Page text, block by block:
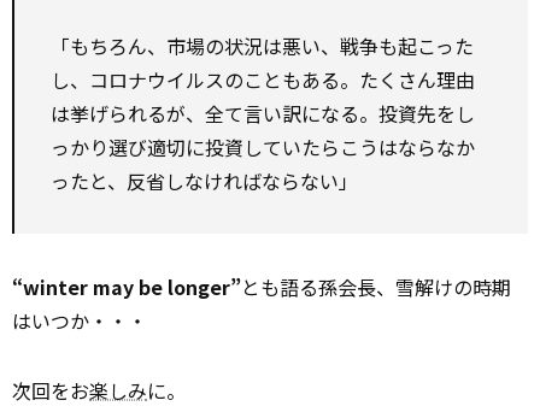
「もちろん、市場の状況は悪い、戦争も起こった
し、コロナウイルスのこともある。たくさん理由
は挙げられるが、全て言い訳になる。投資先をし
っかり選び適切に投資していたらこうはならなか
ったと、反省しなければならない」
“winter may be longer”とも語る孫会長、雪解けの時期
はいつか・・・
次回をお楽しみに。